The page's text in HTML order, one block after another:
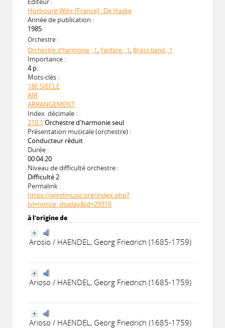
Horbourg-Wihr [France] : De Haske
Année de publication :
1985
Orchestre :
Orchestre d'harmonie ; 1, Fanfare ; 1, Brass band ; 1
Importance :
4 p.
Mots-clés :
18E SIECLE
AIR
ARRANGEMENT
Index. décimale :
210.1 Orchestre d'harmonie seul
Présentation musicale (orchestre) :
Conducteur réduit
Durée :
00:04:20
Niveau de difficulté orchestre :
Difficulté 2
Permalink :
https://windmusic.org/index.php?
lvl=notice_display&id=29316
à l'origine de
Arosio / HAENDEL, Georg Friedrich (1685-1759)
Arioso / HAENDEL, Georg Friedrich (1685-1759)
Arioso / HAENDEL, Georg Friedrich (1685-1759)